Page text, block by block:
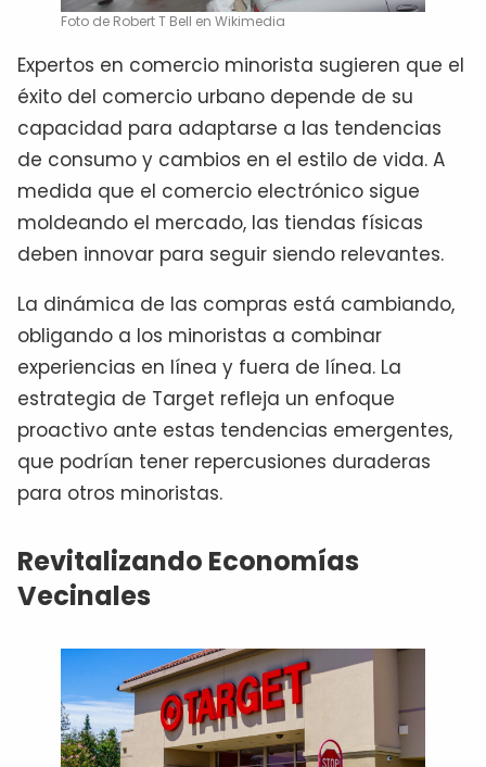
Foto de Robert T Bell en Wikimedia
Expertos en comercio minorista sugieren que el
éxito del comercio urbano depende de su
capacidad para adaptarse a las tendencias
de consumo y cambios en el estilo de vida. A
medida que el comercio electrónico sigue
moldeando el mercado, las tiendas físicas
deben innovar para seguir siendo relevantes.
La dinámica de las compras está cambiando,
obligando a los minoristas a combinar
experiencias en línea y fuera de línea. La
estrategia de Target refleja un enfoque
proactivo ante estas tendencias emergentes,
que podrían tener repercusiones duraderas
para otros minoristas.
Revitalizando Economías
Vecinales